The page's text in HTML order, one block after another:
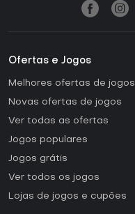
Ofertas e Jogos
Melhores ofertas de jogos
Novas ofertas de jogos
Ver todas as ofertas
Jogos populares
Jogos grátis
Ver todos os jogos
Lojas de jogos e cupões